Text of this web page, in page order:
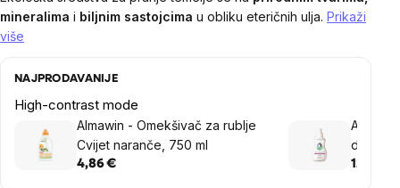
mineralima i biljnim sastojcima u obliku eteričnih ulja. Prikaži
više
NAJPRODAVANIJE
High-contrast mode
Almawin - Omekšivač za rublje
Cvijet naranče, 750 ml
4,86 €
Attitude
djecu s
1050 ml
12,20 €